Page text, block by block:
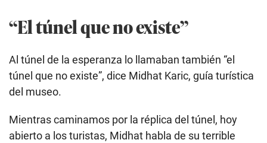
“El túnel que no existe”
Al túnel de la esperanza lo llamaban también “el
túnel que no existe”, dice Midhat Karic, guía turística
del museo.
Mientras caminamos por la réplica del túnel, hoy
abierto a los turistas, Midhat habla de su terrible